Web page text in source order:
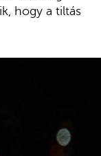
hogy a tiltás